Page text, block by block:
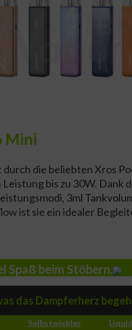
Mini
die beliebten Xros
bis zu 30W. Dank
3ml
ist sie ein idealer
Spaß beim Stöbern.
das Dampferherz
Selbstwickler